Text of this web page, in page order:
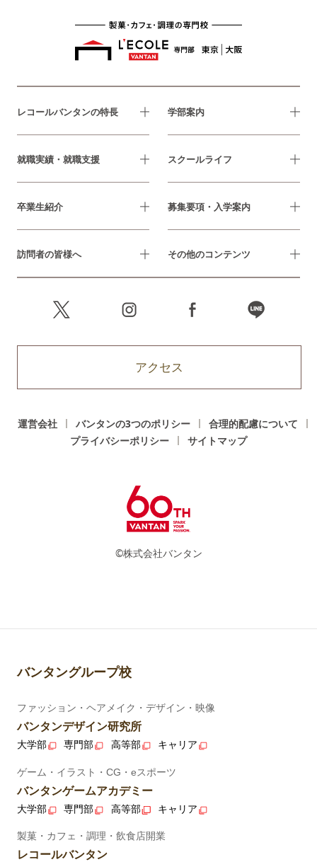
レコールバンタンの特長 学部案内
就職実績・就職支援 スクールライフ
卒業生紹介 募集要項・入学案内
訪問者の皆様へ その他のコンテンツ
アクセス
運営会社 バンタンの3つのポリシー
合理的配慮について
プライバシーポリシー
サイトマップ
©株式会社バンタン
バンタングループ校
ファッション・ヘアメイク・デザイン・映像
バンタンデザイン研究所
大学部 専門部 高等部 キャリア
ゲーム・イラスト・CG・eスポーツ
バンタンゲームアカデミー
大学部 専門部 高等部 キャリア
製菓・カフェ・調理・飲食店開業
レコールバンタン